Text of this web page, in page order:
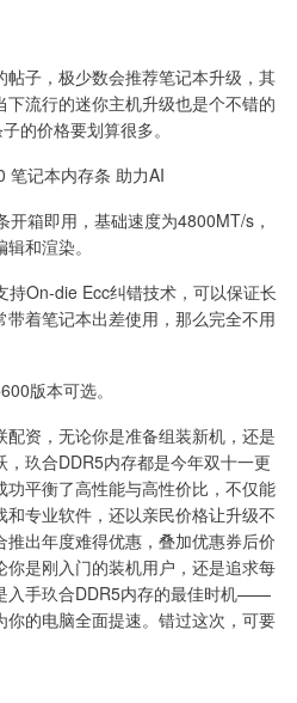
子，极少数会推荐笔记本升级，其
流行的迷你主机升级也是个不错的
的价格要划算很多。
笔记本内存条 助力AI
箱即用，基础速度为4800MT/s，
和渲染。
On-die Ecc纠错技术，可以保证长
着笔记本出差使用，那么完全不用
版本可选。
资，无论你是准备组装新机，还是
玖合DDR5内存都是今年双十一更
平衡了高性能与高性价比，不仅能
专业软件，还以亲民价格让升级不
出年度难得优惠，叠加优惠券后价
是刚入门的装机用户，还是追求每
入手玖合DDR5内存的最佳时机——
的电脑全面提速。错过这次，可要